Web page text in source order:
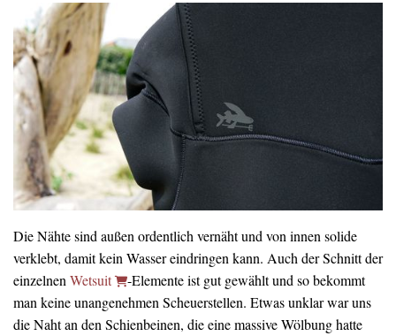
Die Nähte sind außen ordentlich vernäht und von innen solide
verklebt, damit kein Wasser eindringen kann. Auch der Schnitt der
einzelnen Wetsuit
-Elemente ist gut gewählt und so bekommt
man keine unangenehmen Scheuerstellen. Etwas unklar war uns
die Naht an den Schienbeinen, die eine massive Wölbung hatte